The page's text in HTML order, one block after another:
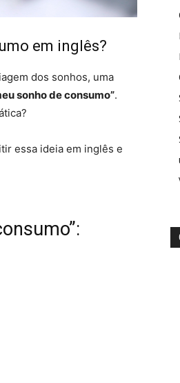
em inglês?
dos sonhos, uma
sonho de consumo”.
essa ideia em inglês e